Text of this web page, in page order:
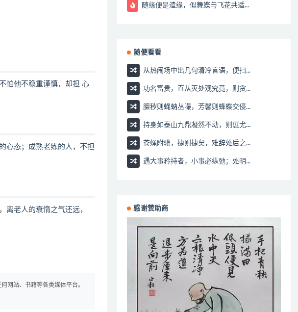
怕他不稳重谨慎，却担 心
心态；成熟老练的人，不担
离老人的衰惰之气还远，
网站、书籍等各类媒体平台。
随缘便是遣缘，似舞蝶与飞花共适...
随便看看
从热闹场中出几句清冷言语，便扫...
功名富贵，直从灭处观究竟，则贪...
膻秽则蝇蚋丛嘬，芳馨则蜂蝶交侵...
持身如泰山九鼎凝然不动，则愆尤...
苍蝇附骥，捷则捷矣，难辞处后之...
遇大事矜持者，小事必纵弛；处明...
感谢赞助商